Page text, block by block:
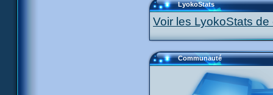
LyokoStats
Voir les LyokoStats
Communauté